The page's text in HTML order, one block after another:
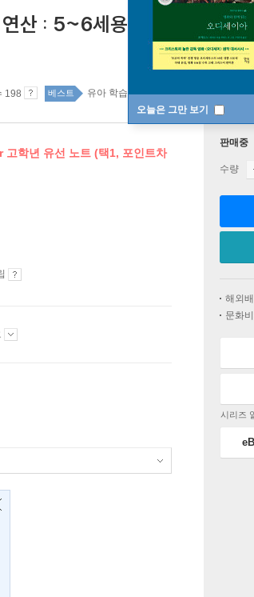
오늘은 그만 보기
연산 : 5~6세용
논리 사고력과 창의
198 베스트 유아 학습 top100 2주
고학년 유선 노트 (택1, 포인트차
판매중
수량
해외
문화
시리즈